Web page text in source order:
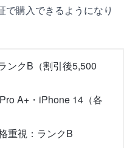
購入できるようになり
ンクB（割引後5,500
A+・iPhone 14（各
重視：ランクB